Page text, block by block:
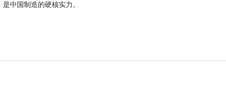
中国制造的硬核实力。